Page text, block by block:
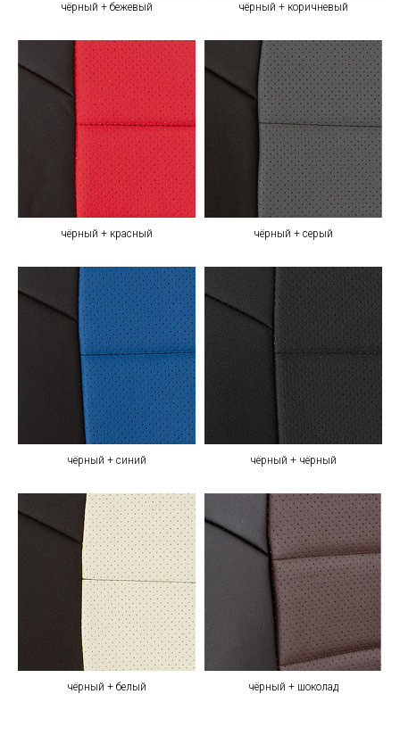
чёрный + бежевый чёрный + коричневый
чёрный + красный чёрный + серый
чёрный + синий чёрный + чёрный
чёрный + белый чёрный + шоколад